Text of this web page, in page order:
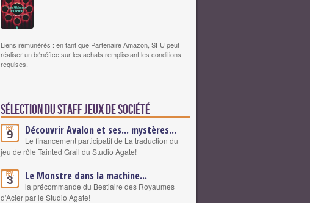
Liens rémunérés : en tant que Partenaire Amazon, SFU peut
réaliser un bénéfice sur les achats remplissant les conditions
requises.
Sélection du staff Jeux de société
Fév.
9 Découvrir Avalon et ses... mystères...
Le financement participatif de La traduction du
jeu de rôle Tainted Grail du Studio Agate!
Fév.
3 Le Monstre dans la machine...
la précommande du Bestiaire des Royaumes
d'Acier par le Studio Agate!